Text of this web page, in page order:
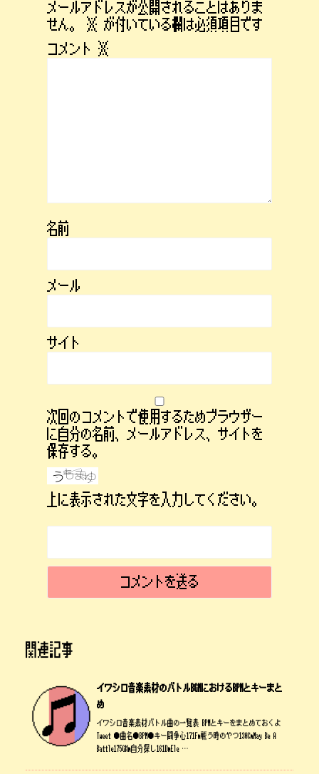
メールアドレスが公開されることはありま
せん。
※ が付いている欄は必須項目です
コメント ※
名前
メール
サイト
次回のコメントで使用するためブラウザー
に自分の名前、メールアドレス、サイトを
保存する。
上に表示された文字を入力してください。
関連記事
イワシロ音楽素材のバトルBGMにおけるBPMとキーまと
め
イワシロ音楽素材バトル曲の一覧表 BPMとキーをまとめておくよ
Tweet ●曲名●BPM●キー闘争心171Fm戦う時のやつ130CmMay Be A
Battle175G#m自分探し161DmEle …